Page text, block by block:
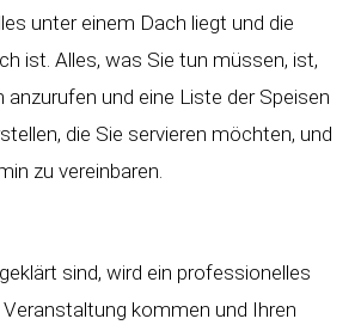
unter einem Dach liegt und die
ist. Alles, was Sie tun müssen, ist,
anzurufen und eine Liste der Speisen
die Sie servieren möchten, und
zu vereinbaren.
sind, wird ein professionelles
kommen und Ihren